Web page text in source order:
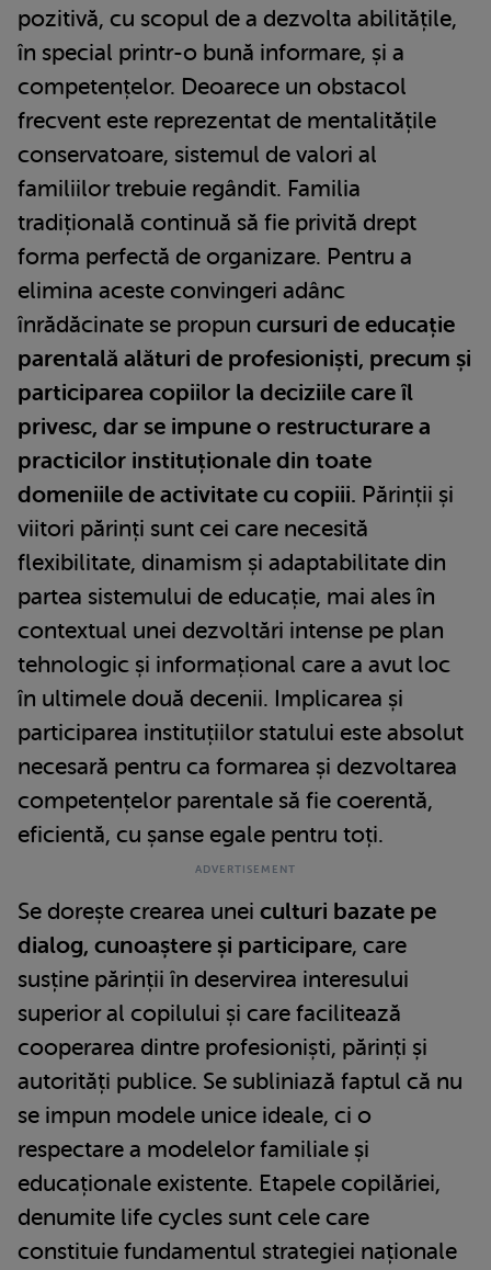
pozitivă, cu scopul de a dezvolta abilitățile,
în special printr-o bună informare, și a
competențelor. Deoarece un obstacol
frecvent este reprezentat de mentalitățile
conservatoare, sistemul de valori al
familiilor trebuie regândit. Familia
tradițională continuă să fie privită drept
forma perfectă de organizare. Pentru a
elimina aceste convingeri adânc
înrădăcinate se propun cursuri de educație
parentală alături de profesioniști, precum și
participarea copiilor la deciziile care îl
privesc, dar se impune o restructurare a
practicilor instituționale din toate
domeniile de activitate cu copiii. Părinții și
viitori părinți sunt cei care necesită
flexibilitate, dinamism și adaptabilitate din
partea sistemului de educație, mai ales în
contextual unei dezvoltări intense pe plan
tehnologic și informațional care a avut loc
în ultimele două decenii. Implicarea și
participarea instituțiilor statului este absolut
necesară pentru ca formarea și dezvoltarea
competențelor parentale să fie coerentă,
eficientă, cu șanse egale pentru toți.
Se dorește crearea unei culturi bazate pe
dialog, cunoaștere și participare, care
susține părinții în deservirea interesului
superior al copilului și care facilitează
cooperarea dintre profesioniști, părinți și
autorități publice. Se subliniază faptul că nu
se impun modele unice ideale, ci o
respectare a modelelor familiale și
educaționale existente. Etapele copilăriei,
denumite life cycles sunt cele care
constituie fundamentul strategiei naționale